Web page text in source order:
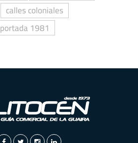
calles coloniales
portada 1981